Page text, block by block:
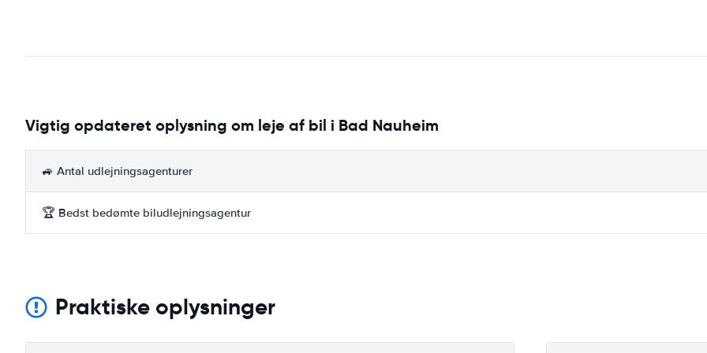
Vigtig opdateret oplysning om leje af bil i Bad Nauheim
🚙 Antal udlejningsagenturer
🏆 Bedst bedømte biludlejningsagentur
Praktiske oplysninger